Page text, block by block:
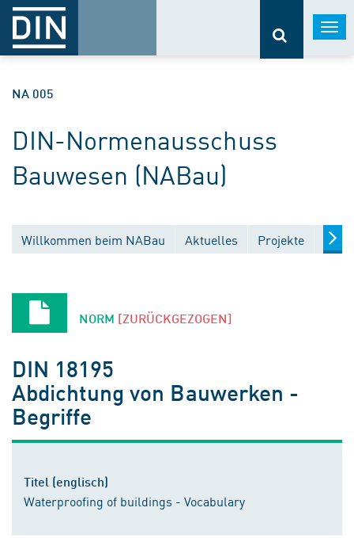
NA 005
DIN-Normenausschuss
Bauwesen (NABau)
Willkommen beim NABau Aktuelles Projekte
NORM [ZURÜCKGEZOGEN]
DIN 18195
Abdichtung von Bauwerken -
Begriffe
Titel (englisch)
Waterproofing of buildings - Vocabulary